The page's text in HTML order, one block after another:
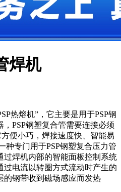
焊机
热熔机”，它主要是用于PSP钢
PSP钢塑复合管需要连接必须
便小巧，焊接速度快、智能易
种专门用于PSP钢塑复合压力管
过焊机内部的智能面板控制系统
电流以转圈方式流动时产生的
的钢带收到磁场感应而发热